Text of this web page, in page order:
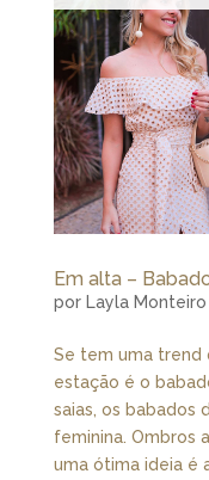
Em alta –
por Layla Monteiro
Se tem uma trend
estação é o
saias, os babados
feminina. Ombros
uma ótima ideia é